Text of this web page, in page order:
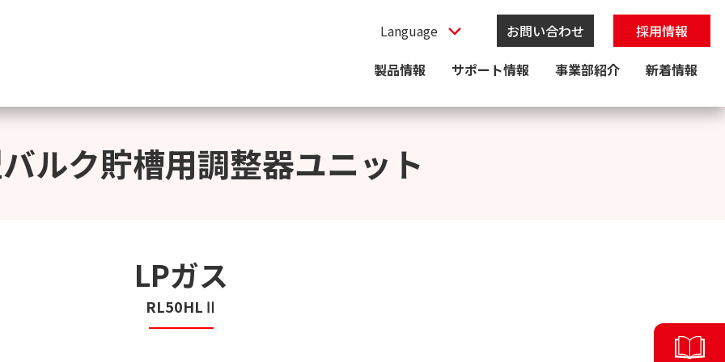
お問い合わせ
採用情報
製品情報
サポート情報 事業部紹介 新着情報
ルク貯槽用調整器ユニット
LPガス
RL50HLⅡ